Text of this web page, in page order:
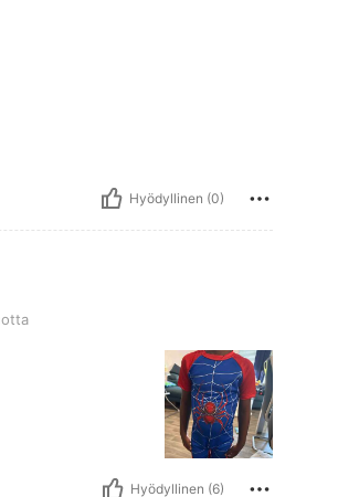
Hyödyllinen (0)
Hyödyllinen (6)